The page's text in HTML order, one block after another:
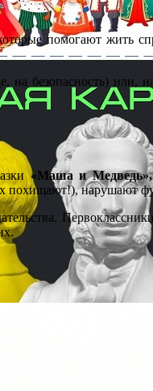
помогают жить
безопасность) или,
«Маша и
похищают!), нарушают